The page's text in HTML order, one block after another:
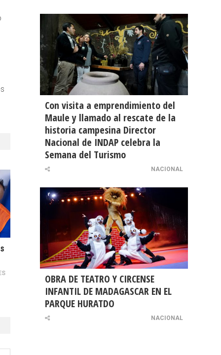
Con visita a emprendimiento del
Maule y llamado al rescate de la
historia campesina Director
Nacional de INDAP celebra la
Semana del Turismo
NACIONAL
OBRA DE TEATRO Y CIRCENSE
INFANTIL DE MADAGASCAR EN EL
PARQUE HURATDO
NACIONAL